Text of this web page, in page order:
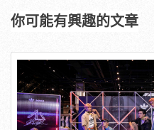
你可能有興趣的文章